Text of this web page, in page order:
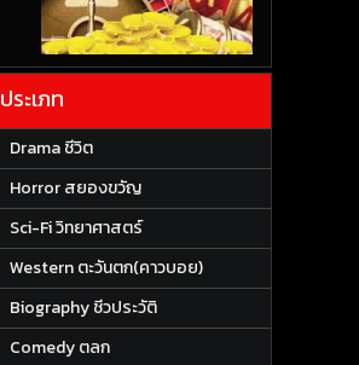
ประเภท
Drama ชีวิต
Horror สยองขวัญ
Sci-Fi วิทยาศาสตร์
Western ตะวันตก(คาวบอย)
Biography ชีวประวัติ
Comedy ตลก